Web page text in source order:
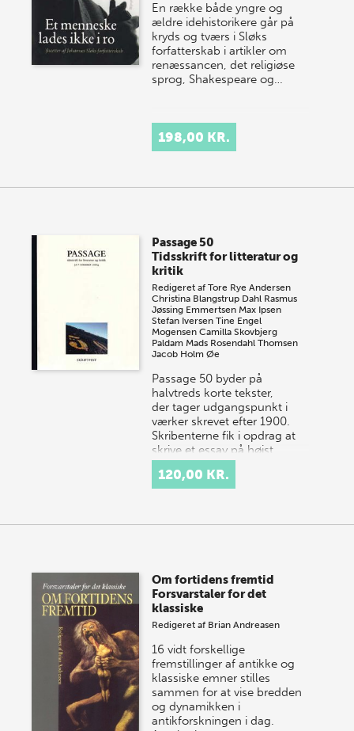
En række både yngre og
ældre idehistorikere går på
kryds og tværs i Sløks
forfatterskab i artikler om
renæssancen, det religiøse
sprog, Shakespeare og…
198,00 KR.
Passage 50
Tidsskrift for litteratur og
kritik
Redigeret afTore Rye Andersen
Christina Blangstrup Dahl Rasmus
Jøssing Emmertsen Max Ipsen
Stefan Iversen Tine Engel
Mogensen Camilla Skovbjerg
Paldam Mads Rosendahl Thomsen
Jacob Holm Øe
Passage 50 byder på
halvtreds korte tekster,
der tager udgangspunkt i
værker skrevet efter 1900.
Skribenterne fik i opdrag at
skrive et essay på højst…
120,00 KR.
Om fortidens fremtid
Forsvarstaler for det
klassiske
Redigeret af Brian Andreasen
16 vidt forskellige
fremstillinger af antikke og
klassiske emner stilles
sammen for at vise bredden
og dynamikken i
antikforskningen i dag.